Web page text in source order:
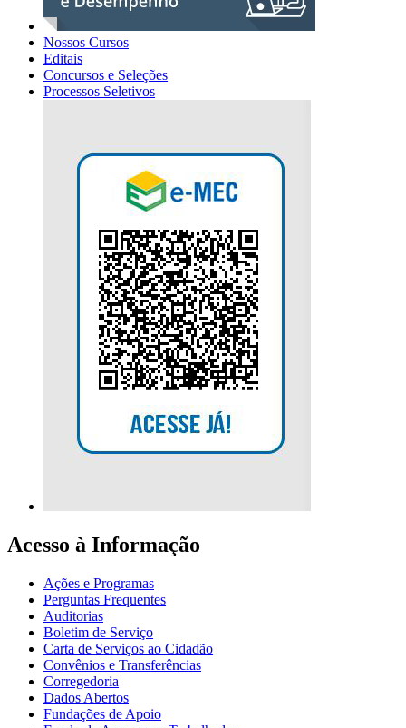
Nossos Cursos
Editais
Concursos e Seleções
Processos Seletivos
Acesso à Informação
Ações e Programas
Perguntas Frequentes
Auditorias
Boletim de Serviço
Carta de Serviços ao Cidadão
Convênios e Transferências
Corregedoria
Dados Abertos
Fundações de Apoio